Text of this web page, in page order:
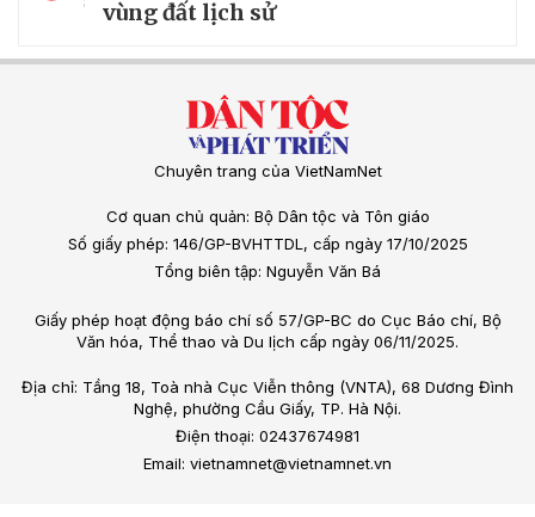
vùng đất lịch sử
Chuyên trang của VietNamNet
Cơ quan chủ quản: Bộ Dân tộc và Tôn giáo
Số giấy phép: 146/GP-BVHTTDL, cấp ngày 17/10/2025
Tổng biên tập: Nguyễn Văn Bá
Giấy phép hoạt động báo chí số 57/GP-BC do Cục Báo chí, Bộ
Văn hóa, Thể thao và Du lịch cấp ngày 06/11/2025.
Địa chỉ: Tầng 18, Toà nhà Cục Viễn thông (VNTA), 68 Dương Đình
Nghệ, phường Cầu Giấy, TP. Hà Nội.
Điện thoại: 02437674981
Email: vietnamnet@vietnamnet.vn